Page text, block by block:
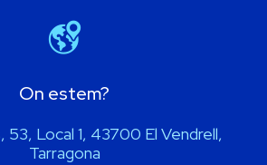
On estem?
53, Local 1, 43700 El Vendrell,
Tarragona